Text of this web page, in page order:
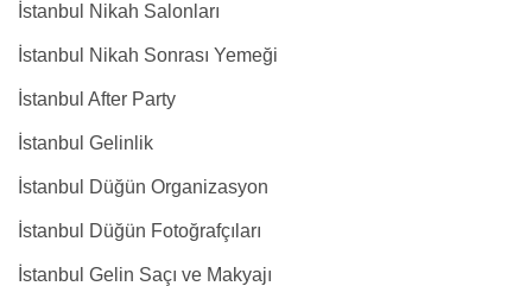
İstanbul Nikah Salonları
İstanbul Nikah Sonrası Yemeği
İstanbul After Party
İstanbul Gelinlik
İstanbul Düğün Organizasyon
İstanbul Düğün Fotoğrafçıları
İstanbul Gelin Saçı ve Makyajı